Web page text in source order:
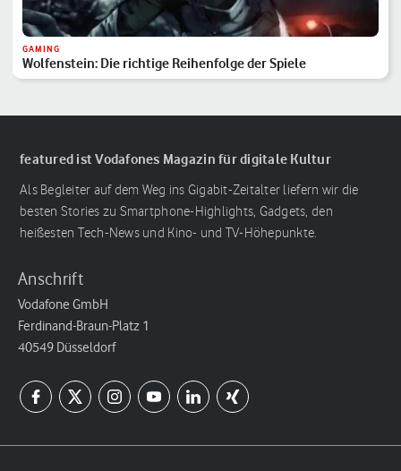
GAMING
Wolfenstein: Die richtige Reihenfolge der Spiele
featured ist Vodafones Magazin für digitale Kultur
Als Begleiter auf dem Weg ins Gigabit-Zeitalter liefern wir die
besten Stories zu Smartphone-Highlights, Gadgets, den
heißesten Tech-News und Kino- und TV-Höhepunkte.
Anschrift
Vodafone GmbH
Ferdinand-Braun-Platz 1
40549 Düsseldorf